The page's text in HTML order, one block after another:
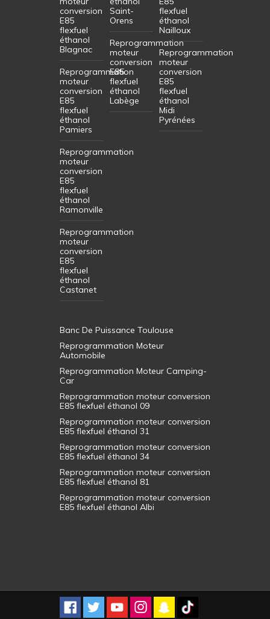
conversion
E85
flexfuel
éthanol
Blagnac
Reprogrammation
moteur
conversion
E85
flexfuel
éthanol
Pamiers
Reprogrammation
moteur
conversion
E85
flexfuel
éthanol
Ramonville
Reprogrammation
moteur
conversion
E85
flexfuel
éthanol
Castanet
Saint-
Orens
Reprogrammation
moteur
conversion
E85
flexfuel
éthanol
Labège
flexfuel
éthanol
Nailloux
Reprogrammation
moteur
conversion
E85
flexfuel
éthanol
Midi
Pyrénées
Banc De Puissance Toulouse
Reprogrammation Moteur
Automobile
Reprogrammation Moteur Camping-
Car
Reprogrammation moteur conversion
E85 flexfuel éthanol 09
Reprogrammation moteur conversion
E85 flexfuel éthanol 31
Reprogrammation moteur conversion
E85 flexfuel éthanol 34
Reprogrammation moteur conversion
E85 flexfuel éthanol 81
Reprogrammation moteur conversion
E85 flexfuel éthanol Albi